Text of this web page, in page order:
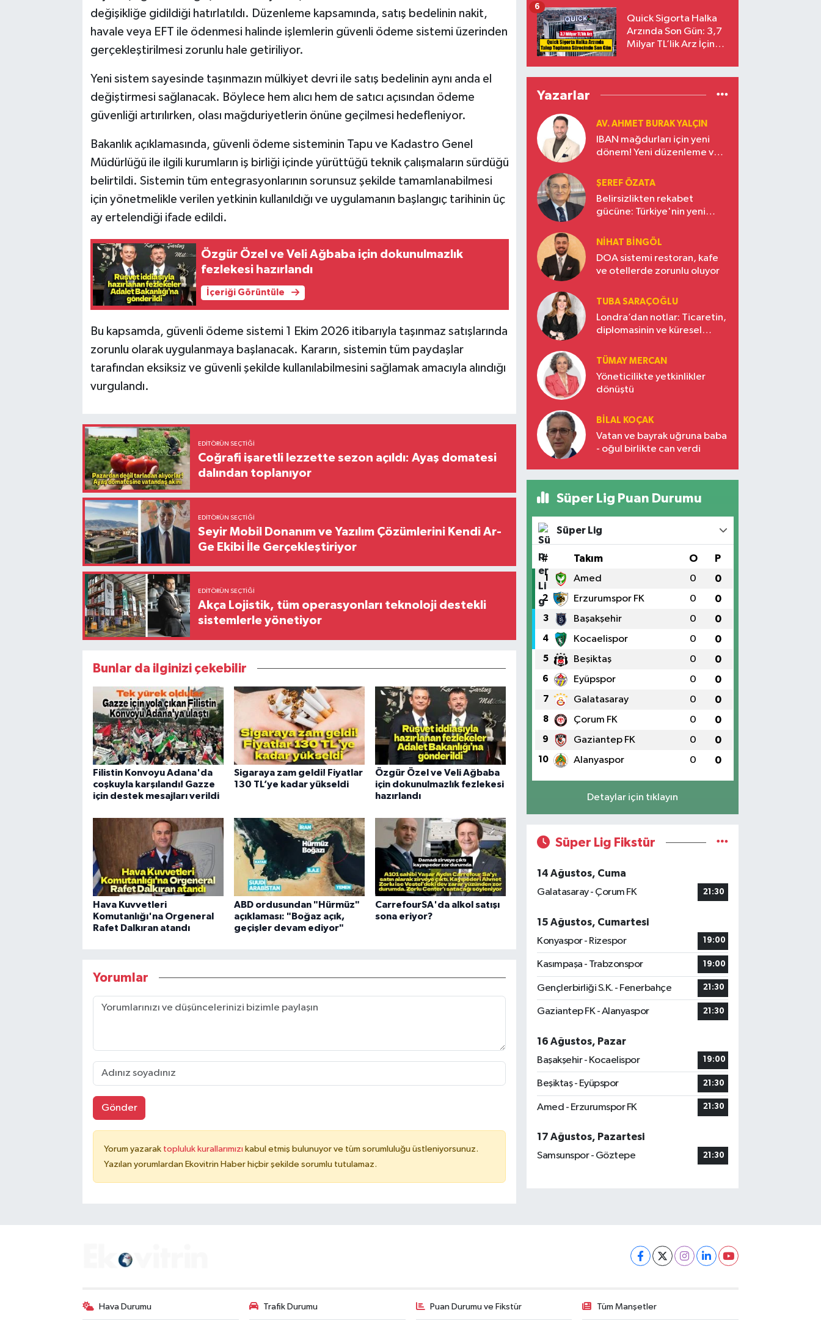
değişikliğe gidildiği hatırlatıldı. Düzenleme kapsamında, satış bedelinin nakit,
havale veya EFT ile ödenmesi halinde işlemlerin güvenli ödeme sistemi üzerinden
gerçekleştirilmesi zorunlu hale getiriliyor.
Yeni sistem sayesinde taşınmazın mülkiyet devri ile satış bedelinin aynı anda el
değiştirmesi sağlanacak. Böylece hem alıcı hem de satıcı açısından ödeme
güvenliği artırılırken, olası mağduriyetlerin önüne geçilmesi hedefleniyor.
Bakanlık açıklamasında, güvenli ödeme sisteminin Tapu ve Kadastro Genel
Müdürlüğü ile ilgili kurumların iş birliği içinde yürüttüğü teknik çalışmaların sürdüğü
belirtildi. Sistemin tüm entegrasyonlarının sorunsuz şekilde tamamlanabilmesi
için yönetmelikle verilen yetkinin kullanıldığı ve uygulamanın başlangıç tarihinin üç
ay ertelendiği ifade edildi.
Özgür Özel ve Veli Ağbaba için dokunulmazlık
fezlekesi hazırlandı
İçeriği Görüntüle
Bu kapsamda, güvenli ödeme sistemi 1 Ekim 2026 itibarıyla taşınmaz satışlarında
zorunlu olarak uygulanmaya başlanacak. Kararın, sistemin tüm paydaşlar
tarafından eksiksiz ve güvenli şekilde kullanılabilmesini sağlamak amacıyla alındığı
vurgulandı.
EDITÖRÜN SEÇTIĞI
Coğrafi işaretli lezzette sezon açıldı: Ayaş domatesi
dalından toplanıyor
EDITÖRÜN SEÇTIĞI
Seyir Mobil Donanım ve Yazılım Çözümlerini Kendi Ar-
Ge Ekibi İle Gerçekleştiriyor
EDITÖRÜN SEÇTIĞI
Akça Lojistik, tüm operasyonları teknoloji destekli
sistemlerle yönetiyor
Bunlar da ilginizi çekebilir
Filistin Konvoyu Adana'da
coşkuyla karşılandı! Gazze
için destek mesajları verildi
Sigaraya zam geldi! Fiyatlar
130 TL’ye kadar yükseldi
Özgür Özel ve Veli Ağbaba
için dokunulmazlık fezlekesi
hazırlandı
Hava Kuvvetleri
Komutanlığı'na Orgeneral
Rafet Dalkıran atandı
ABD ordusundan "Hürmüz"
açıklaması: "Boğaz açık,
geçişler devam ediyor"
CarrefourSA'da alkol satışı
sona eriyor?
Yorumlar
Gönder
Yorum yazarak topluluk kurallarımızı kabul etmiş bulunuyor ve tüm sorumluluğu üstleniyorsunuz.
Yazılan yorumlardan Ekovitrin Haber hiçbir şekilde sorumlu tutulamaz.
Quick Sigorta Halka
Arzında Son Gün: 3,7
Milyar TL’lik Arz İçin
Eriyor
6
Yazarlar
AV. AHMET BURAK YALÇIN
IBAN mağdurları için yeni
dönem! Yeni düzenleme ve
ŞEREF ÖZATA
Belirsizlikten rekabet
gücüne: Türkiye'nin yeni
NIHAT BINGÖL
DOA sistemi restoran, kafe
ve otellerde zorunlu oluyor
TUBA SARAÇOĞLU
Londra’dan notlar: Ticaretin,
diplomasinin ve küresel
Türkiye’nin yükselen gücü
TÜMAY MERCAN
Yöneticilikte yetkinlikler
dönüştü
BILAL KOÇAK
Vatan ve bayrak uğruna baba
- oğul birlikte can verdi
Süper Lig Puan Durumu
Süper Lig
# Takım O P
1 Amed 0 0
2 Erzurumspor FK 0 0
3 Başakşehir 0 0
4 Kocaelispor 0 0
5 Beşiktaş 0 0
6 Eyüpspor 0 0
7 Galatasaray 0 0
8 Çorum FK 0 0
9 Gaziantep FK 0 0
10 Alanyaspor 0 0
Detaylar için tıklayın
Süper Lig Fikstür
14 Ağustos, Cuma
Galatasaray - Çorum FK
21:30
15 Ağustos, Cumartesi
Konyaspor - Rizespor
19:00
Kasımpaşa - Trabzonspor 19:00
Gençlerbirliği S.K. - Fenerbahçe 21:30
Gaziantep FK - Alanyaspor 21:30
16 Ağustos, Pazar
Başakşehir - Kocaelispor
19:00
Beşiktaş - Eyüpspor 21:30
Amed - Erzurumspor FK 21:30
17 Ağustos, Pazartesi
Samsunspor - Göztepe
21:30
Hava Durumu Trafik Durumu Puan Durumu ve Fikstür Tüm Manşetler